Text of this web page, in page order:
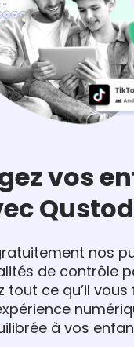
vos
nos
de contrôle
tout ce qu’il
à vos